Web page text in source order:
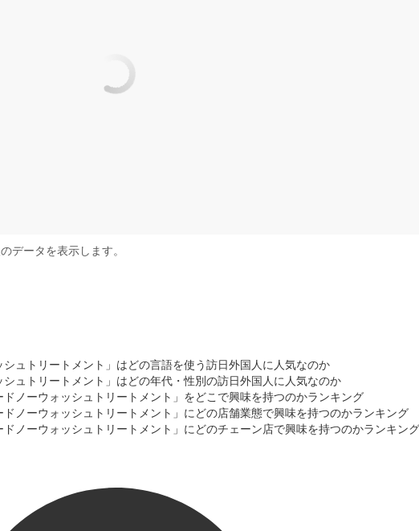
データを表示します。
シュトリートメント」はどの言語を使う訪日外国人に人気なのか
シュトリートメント」はどの年代・性別の訪日外国人に人気なのか
ノーウォッシュトリートメント」をどこで興味を持つのかランキング
ノーウォッシュトリートメント」にどの店舗業態で興味を持つのかランキング
ノーウォッシュトリートメント」にどのチェーン店で興味を持つのかランキング